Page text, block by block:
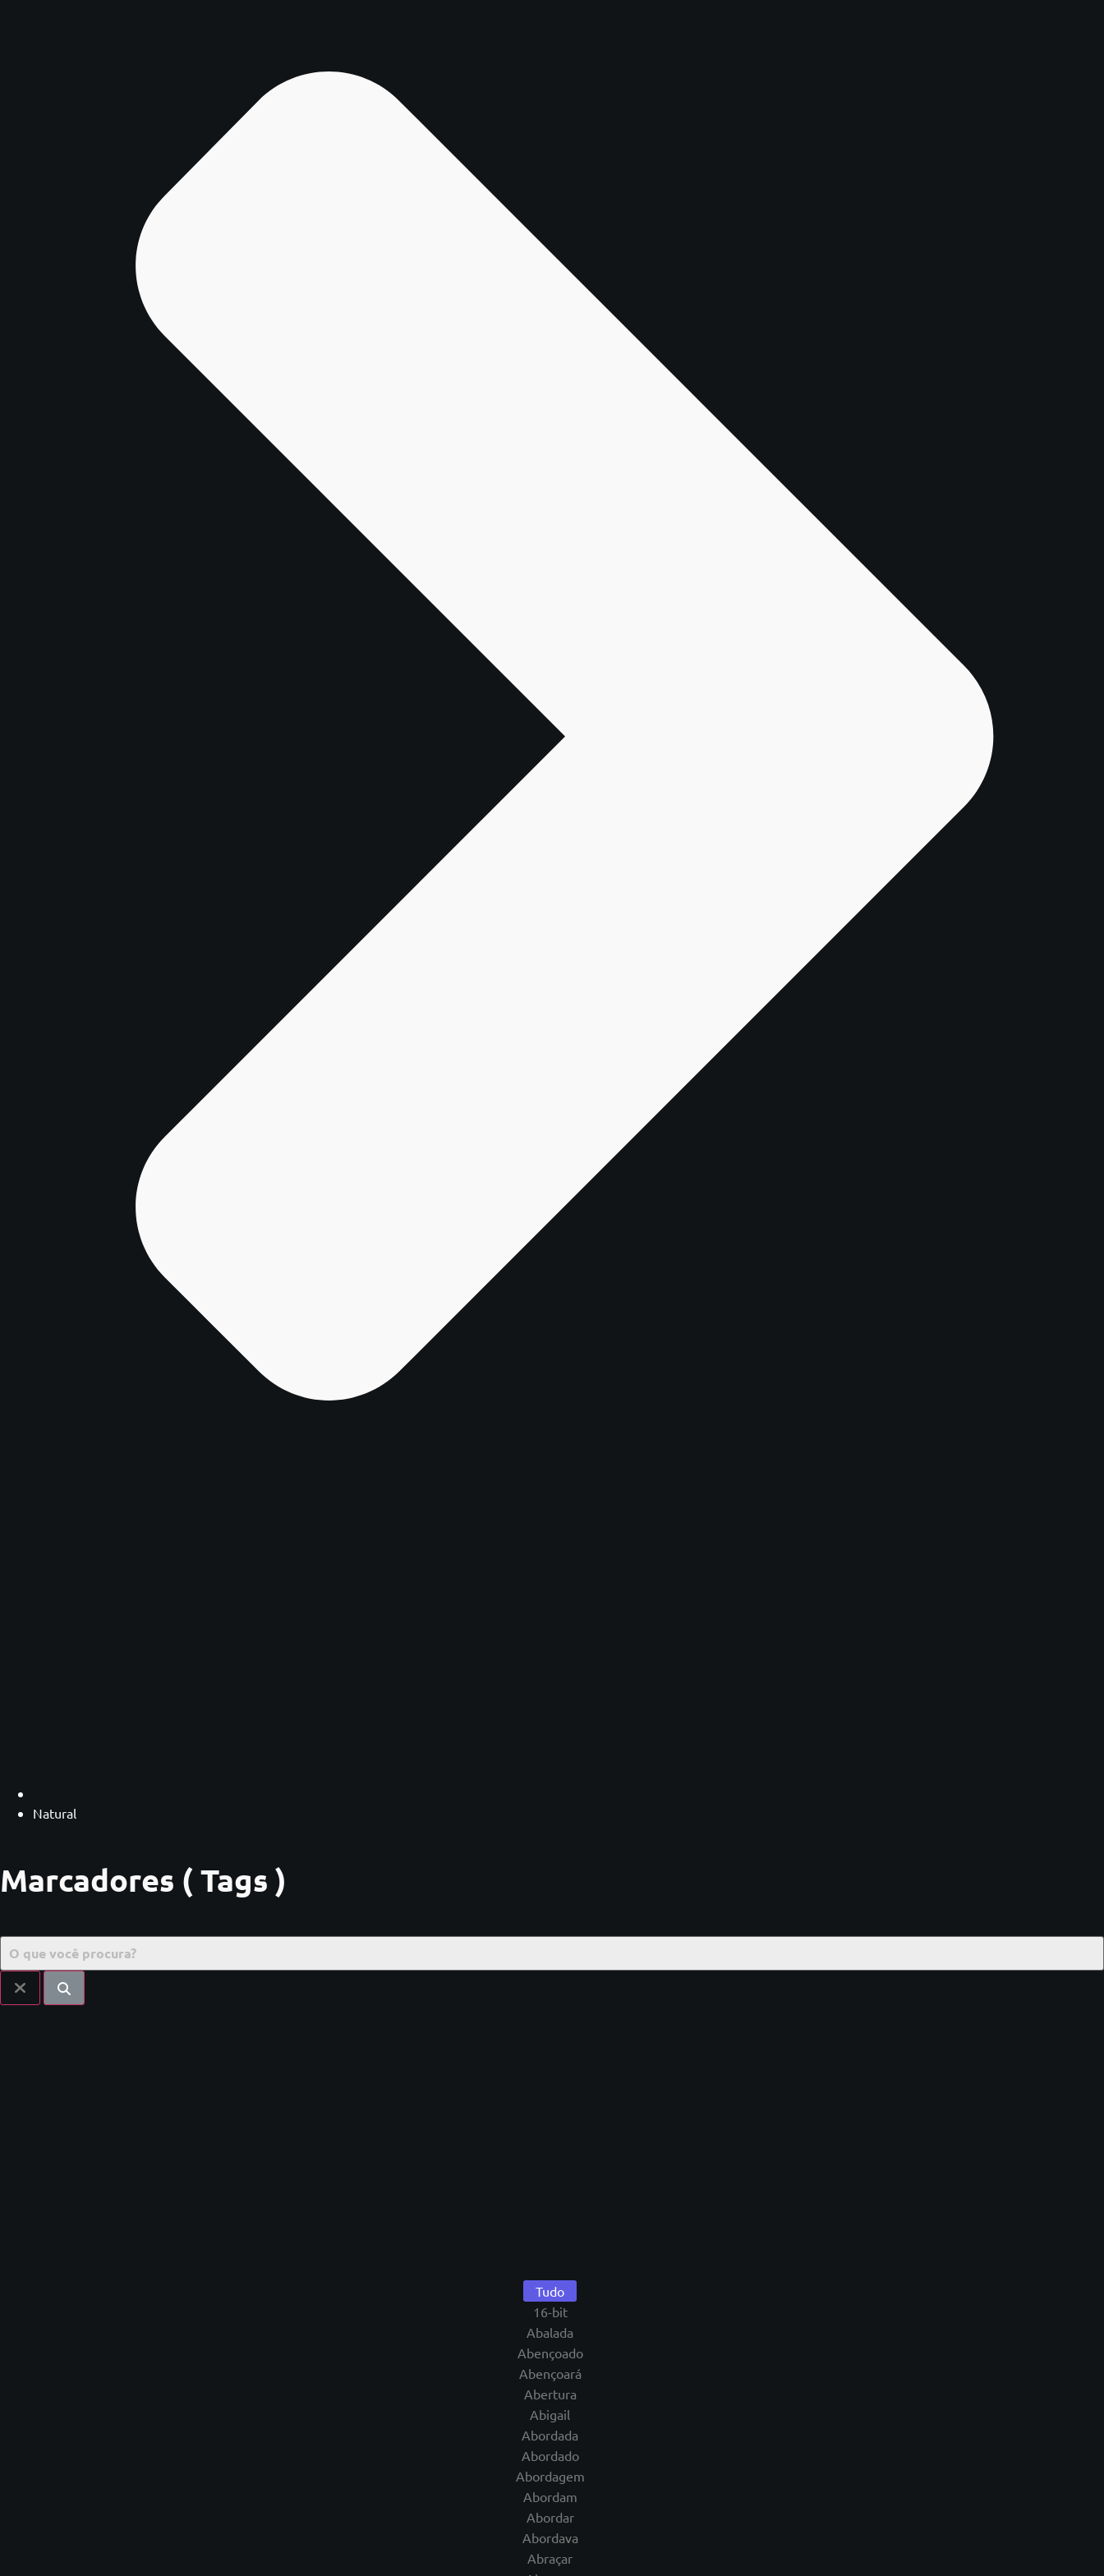
Natural
Marcadores ( Tags )
Tudo
16-bit
Abalada
Abençoado
Abençoará
Abertura
Abigail
Abordada
Abordado
Abordagem
Abordam
Abordar
Abordava
Abraçar